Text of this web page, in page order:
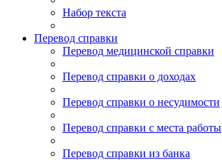
Набор текста
Перевод справки
Перевод медицинской справки
Перевод справки о доходах
Перевод справки о несудимости
Перевод справки с места работы
Перевод справки из банка